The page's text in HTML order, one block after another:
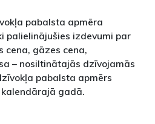
pabalsta apmēra
palielinājušies izdevumi par
cena, gāzes cena,
– nosiltinātajās dzīvojamās
pabalsta apmērs
gadā.